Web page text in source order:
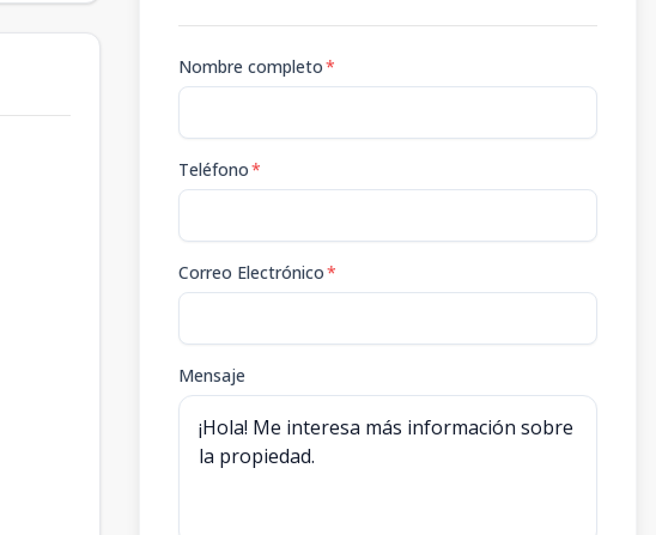
Nombre completo*
Teléfono*
Correo Electrónico*
Mensaje